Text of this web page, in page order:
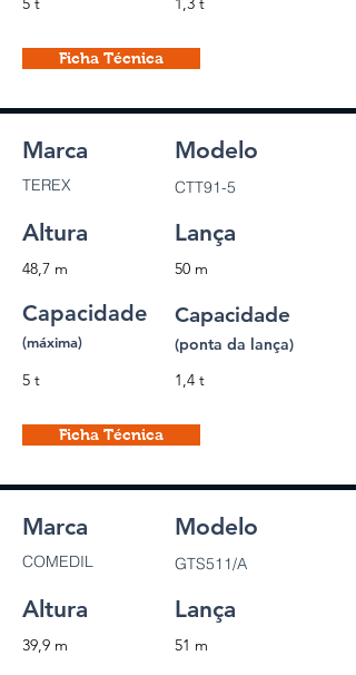
Ficha Técnica
Marca Modelo
Altura Lança
Capacidade
(máxima)
Capacidade
(ponta da lança)
Ficha Técnica
TEREX CTT91-5
48,7 m 50 m
5 t 1,4 t
Marca Modelo
Altura Lança
COMEDIL GTS511/A
39,9 m 51 m